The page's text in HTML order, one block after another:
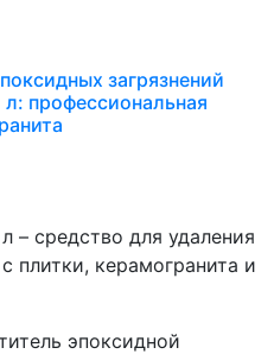
загрязнений
л: профессиональная
л – средство для удаления
плитки, керамогранита и
эпоксидной